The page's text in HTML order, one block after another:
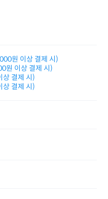
스위칭허브
액 별
페이백!
왕
원 이상 결제 시)
원 이상 결제 시)
결제 시)
결제 시)